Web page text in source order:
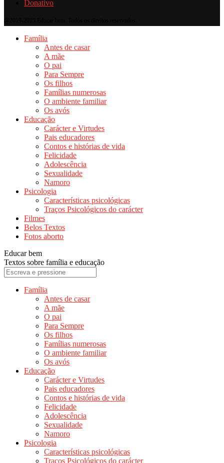
Donativo
Família
Antes de casar
A mãe
O pai
Para Sempre
Os filhos
Famílias numerosas
O ambiente familiar
Os avós
Educação
Carácter e Virtudes
Pais educadores
Contos e histórias de vida
Felicidade
Adolescência
Sexualidade
Namoro
Psicologia
Características psicológicas
Traços Psicológicos do carácter
Filmes
Belos Textos
Fotos aborto
Educar bem
Textos sobre família e educação
Família
Antes de casar
A mãe
O pai
Para Sempre
Os filhos
Famílias numerosas
O ambiente familiar
Os avós
Educação
Carácter e Virtudes
Pais educadores
Contos e histórias de vida
Felicidade
Adolescência
Sexualidade
Namoro
Psicologia
Características psicológicas
Traços Psicológicos do carácter